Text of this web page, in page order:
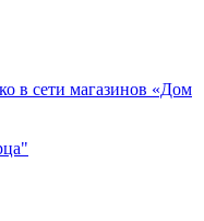
в сети магазинов «Дом